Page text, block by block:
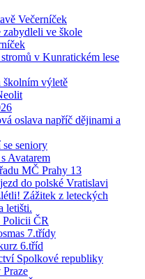
Večerníček
ve škole
v Kunratickém lese
školním výletě
oslava napříč dějinami a
seniory
Avatarem
MČ Prahy 13
do polské Vratislavi
Zážitek z leteckých
letišti.
Policii ČR
7.třídy
6.tříd
Spolkové republiky